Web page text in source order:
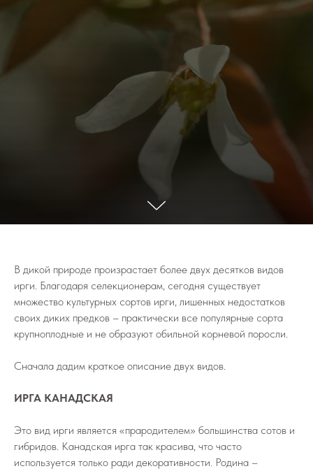
В дикой природе произрастает более двух десятков видов
ирги. Благодаря селекционерам, сегодня существует
множество культурных сортов ирги, лишенных недостатков
своих диких предков – практически все популярные сорта
крупноплодные и не образуют обильной корневой поросли.
Сначала дадим краткое описание двух видов.
ИРГА КАНАДСКАЯ
Это вид ирги является «прародителем» большинства сотов и
гибридов. Канадская ирга так красива, что часто
используется только ради декоративности. Родина –